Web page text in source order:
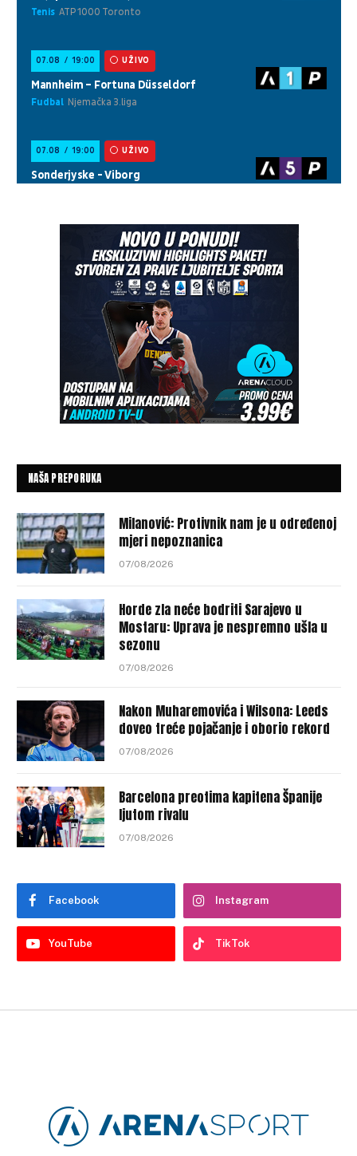
NAŠA PREPORUKA
Milanović: Protivnik nam je u određenoj
mjeri nepoznanica
07/08/2026
Horde zla neće bodriti Sarajevo u
Mostaru: Uprava je nespremno ušla u
sezonu
07/08/2026
Nakon Muharemovića i Wilsona: Leeds
doveo treće pojačanje i oborio rekord
07/08/2026
Barcelona preotima kapitena Španije
ljutom rivalu
07/08/2026
Facebook Instagram
YouTube TikTok